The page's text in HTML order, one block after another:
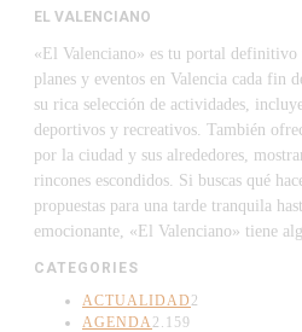
EL VALENCIANO
«El Valenciano» es tu portal definitivo
planes y eventos en Valencia cada fin
su rica selección de actividades,
deportivos y recreativos. También
por la ciudad y sus alrededores,
rincones escondidos. Si buscas qué
propuestas para una tarde tranquila
emocionante, «El Valenciano» tiene
CATEGORIES
ACTUALIDAD 2
AGENDA2.159